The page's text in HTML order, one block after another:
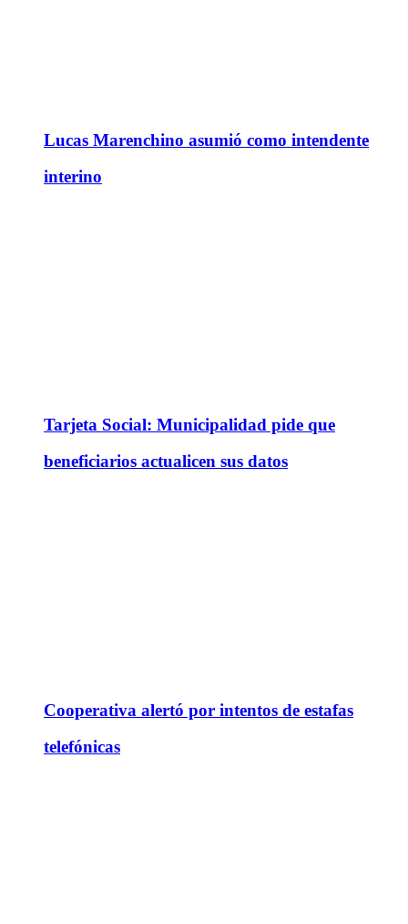
Lucas Marenchino asumió como intendente
interino
Tarjeta Social: Municipalidad pide que
beneficiarios actualicen sus datos
Cooperativa alertó por intentos de estafas
telefónicas